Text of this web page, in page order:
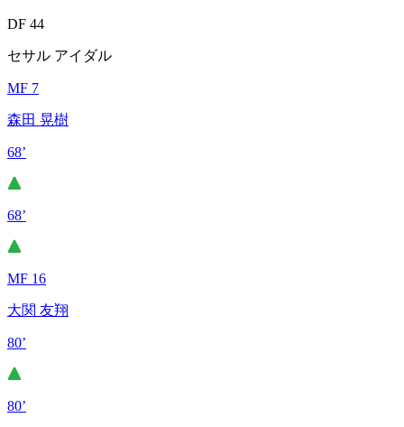
DF 44
セサル アイダル
MF 7
森田 晃樹
68’
68’
MF 16
大関 友翔
80’
80’